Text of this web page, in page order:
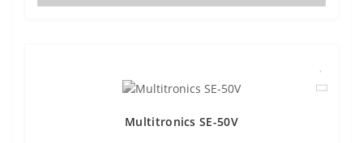
Multitronics SE-50V